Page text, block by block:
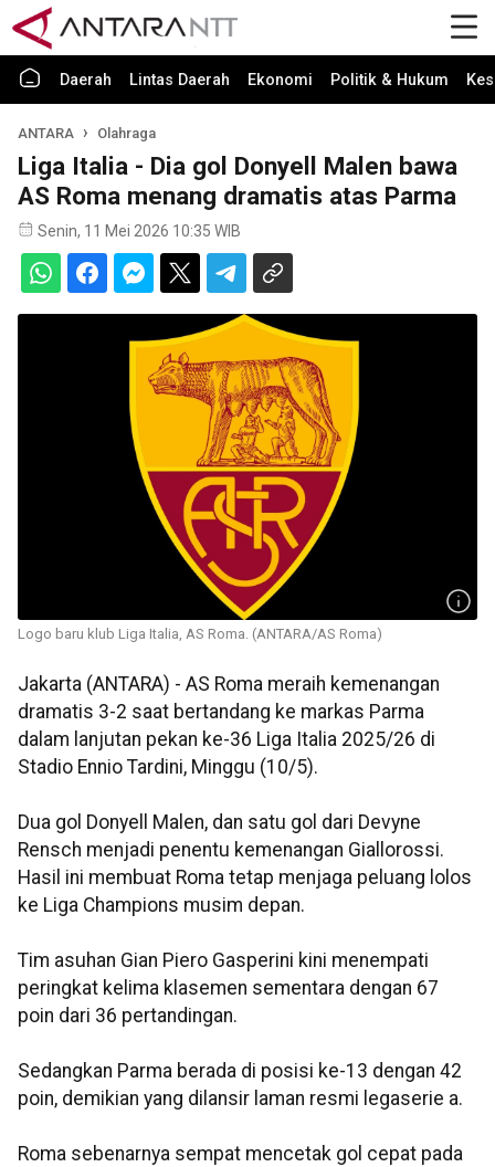
Daerah Lintas Daerah Ekonomi Politik & Hukum
ANTARA Olahraga
Liga Italia - Dia gol Donyell Malen bawa
AS Roma menang dramatis atas Parma
Senin, 11 Mei 2026 10:35 WIB
Logo baru klub Liga Italia, AS Roma. (ANTARA/AS Roma)
Jakarta (ANTARA) - AS Roma meraih kemenangan
dramatis 3-2 saat bertandang ke markas Parma
dalam lanjutan pekan ke-36 Liga Italia 2025/26 di
Stadio Ennio Tardini, Minggu (10/5).
Dua gol Donyell Malen, dan satu gol dari Devyne
Rensch menjadi penentu kemenangan Giallorossi.
Hasil ini membuat Roma tetap menjaga peluang lolos
ke Liga Champions musim depan.
Tim asuhan Gian Piero Gasperini kini menempati
peringkat kelima klasemen sementara dengan 67
poin dari 36 pertandingan.
Sedangkan Parma berada di posisi ke-13 dengan 42
poin, demikian yang dilansir laman resmi legaserie a.
Roma sebenarnya sempat mencetak gol cepat pada